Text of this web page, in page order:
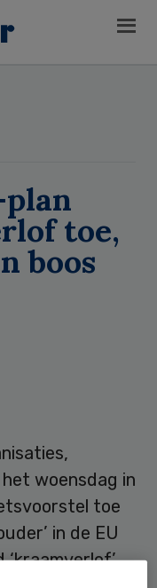
toe,
boos
woensdag in
toe
in de EU